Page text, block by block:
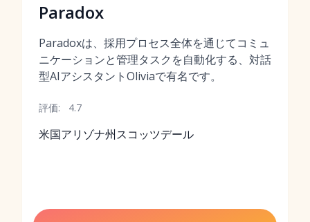
Paradox
Paradoxは、採用プロセス全体を通じてコミュ
ニケーションと管理タスクを自動化する、対話
型AIアシスタントOliviaで有名です。
評価: 4.7
米国アリゾナ州スコッツデール